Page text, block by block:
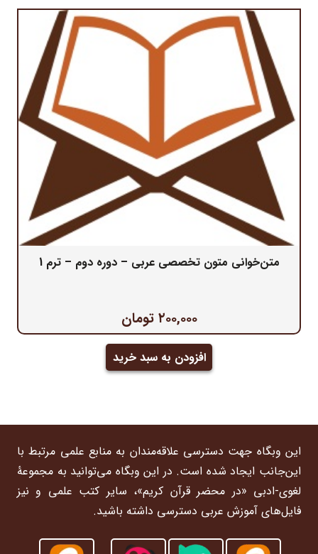
متن‌خوانی متون تخصصی عربی – دوره دوم – ترم 1
۲۰۰,۰۰۰ تومان
افزودن به سبد خرید
این وبگاه جهت دسترسی علاقه‌مندان به منابع علمی مرتبط با
این‌جانب ایجاد شده است. در این وبگاه می‌توانید به مجموعۀ
لغوی-ادبی «در محضر قرآن کریم»، سایر کتب علمی و نیز
فایل‌های آموزش عربی دسترسی داشته باشید.